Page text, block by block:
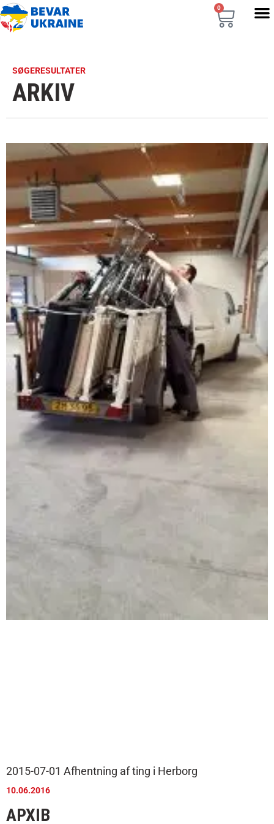
0
SØGERESULTATER
ARKIV
2015-07-01 Afhentning af ting i Herborg
10.06.2016
АРХІВ